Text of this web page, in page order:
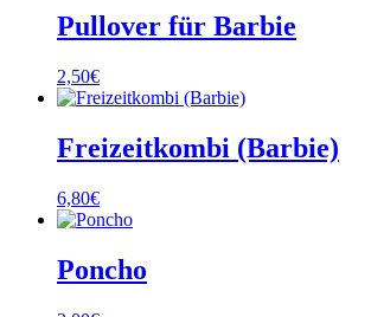
Pullover für Barbie
2,50€
Freizeitkombi (Barbie)
6,80€
Poncho